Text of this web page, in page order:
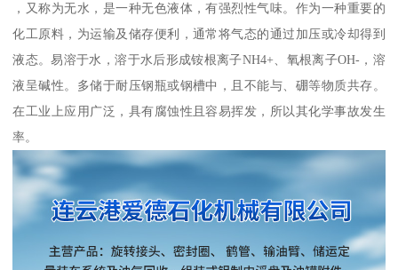
，又称为无水，是一种无色液体，有强烈性气味。作为一种重要的
化工原料，为运输及储存便利，通常将气态的通过加压或冷却得到
液态。易溶于水，溶于水后形成铵根离子NH4+、氧根离子OH-，溶
液呈碱性。多储于耐压钢瓶或钢槽中，且不能与、硼等物质共存。
在工业上应用广泛，具有腐蚀性且容易挥发，所以其化学事故发生
率。